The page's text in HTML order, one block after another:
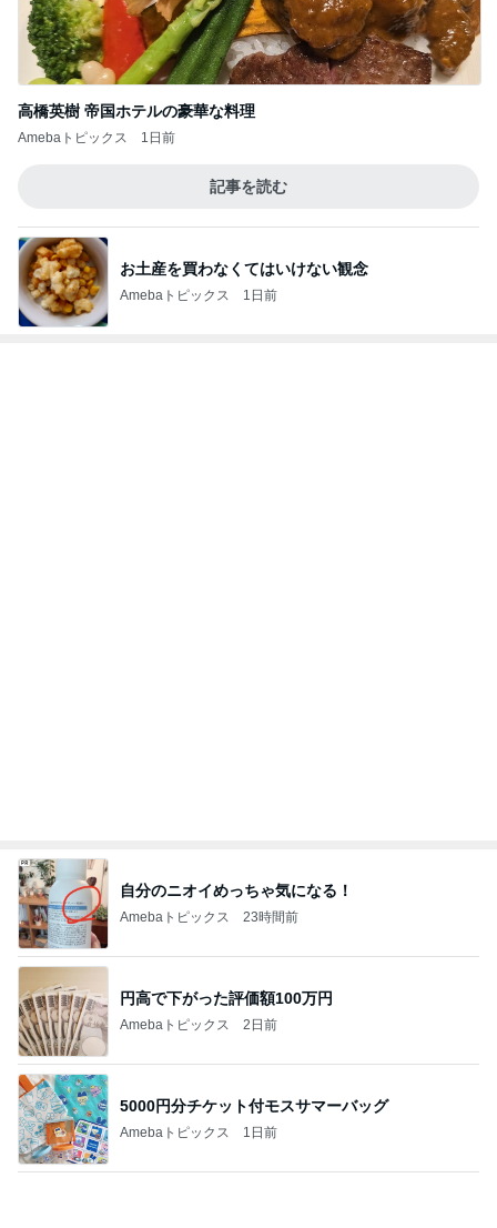
高橋英樹 帝国ホテルの豪華な料理
Amebaトピックス 1日前
記事を読む
お土産を買わなくてはいけない観念
Amebaトピックス 1日前
自分のニオイめっちゃ気になる！
Amebaトピックス 23時間前
円高で下がった評価額100万円
Amebaトピックス 2日前
5000円分チケット付モスサマーバッグ
Amebaトピックス 1日前